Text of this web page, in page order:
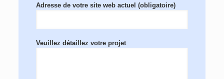
Adresse de votre site web actuel (obligatoire)
Veuillez détaillez votre projet